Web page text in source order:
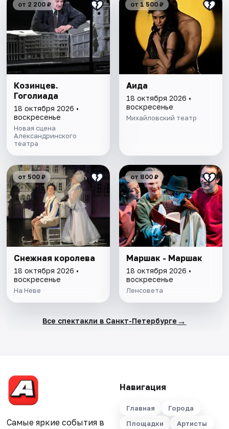
от 2 200 ₽
Козинцев.
Гоголиада
18 октября 2026 •
воскресенье
Новая сцена
Александринского
театра
от 1 500 ₽
Аида
18 октября 2026 •
воскресенье
Михайловский театр
от 500 ₽
Снежная королева
18 октября 2026 •
воскресенье
На Неве
от 800 ₽
Маршак - Маршак
18 октября 2026 •
воскресенье
Ленсовета
Все спектакли в Санкт-Петербурге →
Самые яркие события в
Навигация
Главная
Города
Площадки
Артисты